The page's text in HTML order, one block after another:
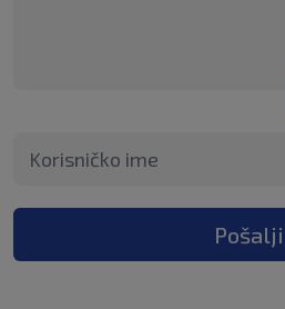
Pošalji